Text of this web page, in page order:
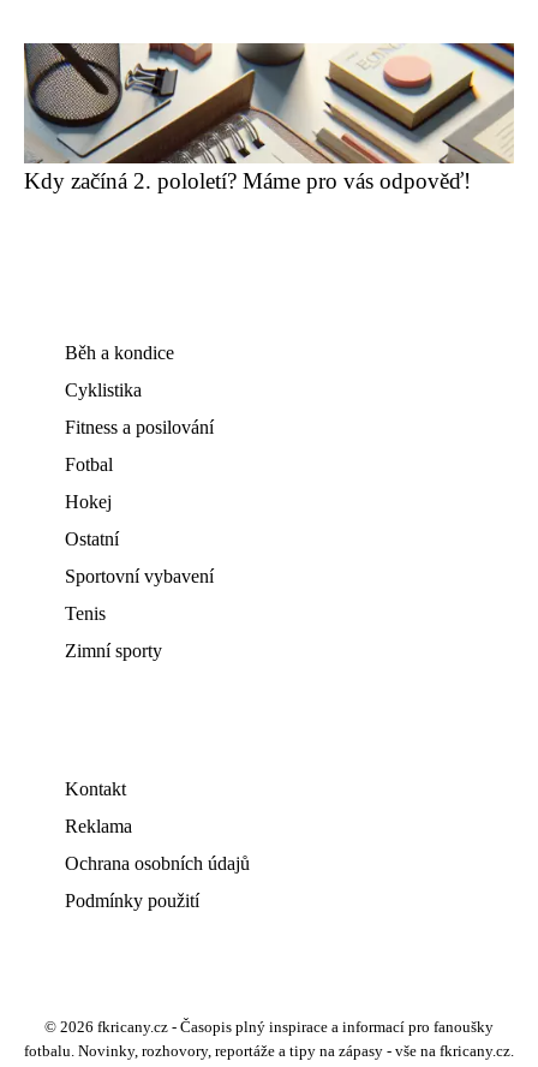
Kdy začíná 2. pololetí? Máme pro vás odpověď!
Běh a kondice
Cyklistika
Fitness a posilování
Fotbal
Hokej
Ostatní
Sportovní vybavení
Tenis
Zimní sporty
Kontakt
Reklama
Ochrana osobních údajů
Podmínky použití
© 2026 fkricany.cz - Časopis plný inspirace a informací pro fanoušky
fotbalu. Novinky, rozhovory, reportáže a tipy na zápasy - vše na fkricany.cz.